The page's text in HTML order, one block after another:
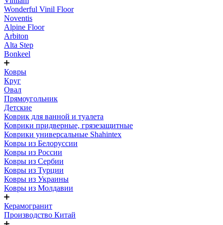
Wonderful Vinil Floor
Noventis
Alpine Floor
Arbiton
Alta Step
Bonkeel
Ковры
Круг
Овал
Прямоугольник
Детские
Коврик для ванной и туалета
Коврики придверные, грязезащитные
Коврики универсальные Shahintex
Ковры из Белоруссии
Ковры из России
Ковры из Сербии
Ковры из Турции
Ковры из Украины
Ковры из Молдавии
Керамогранит
Производство Китай